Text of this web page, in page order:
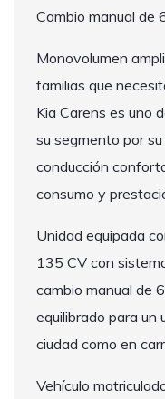
Cambio manual de
Monovolumen
familias que
Kia Carens es uno
su segmento por
conducción
consumo y
Unidad equipada
135 CV con
cambio manual de
equilibrado para un
ciudad como en
Vehículo